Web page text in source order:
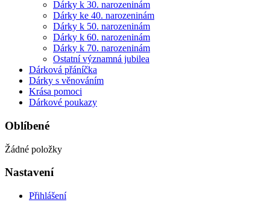
Dárky k 30. narozeninám
Dárky ke 40. narozeninám
Dárky k 50. narozeninám
Dárky k 60. narozeninám
Dárky k 70. narozeninám
Ostatní významná jubilea
Dárková přáníčka
Dárky s věnováním
Krása pomoci
Dárkové poukazy
Oblíbené
Žádné položky
Nastavení
Přihlášení